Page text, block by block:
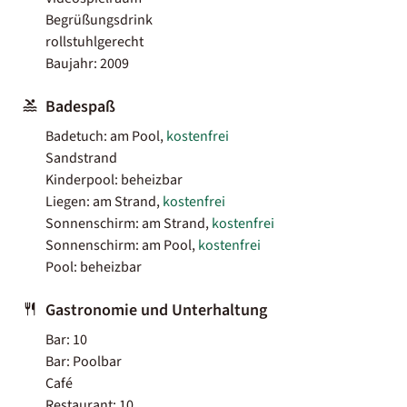
Begrüßungsdrink
rollstuhlgerecht
Baujahr: 2009
Badespaß
Badetuch: am Pool,kostenfrei
Sandstrand
Kinderpool: beheizbar
Liegen: am Strand,kostenfrei
Sonnenschirm: am Strand,kostenfrei
Sonnenschirm: am Pool,kostenfrei
Pool: beheizbar
Gastronomie und Unterhaltung
Bar: 10
Bar: Poolbar
Café